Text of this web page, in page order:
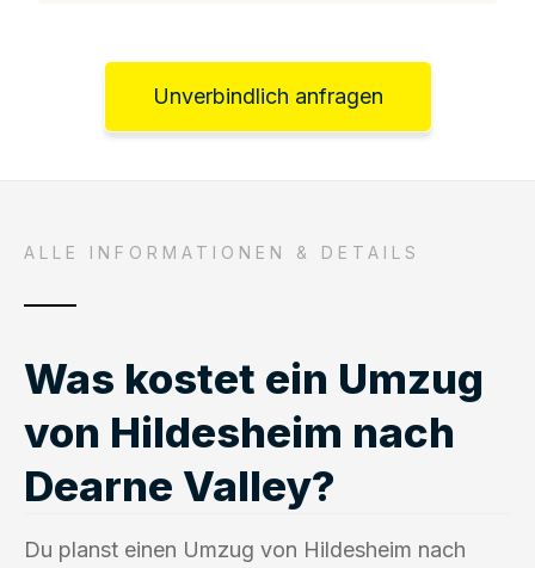
Unverbindlich anfragen
ALLE INFORMATIONEN & DETAILS
Was kostet ein Umzug
von Hildesheim nach
Dearne Valley?
Du planst einen Umzug von Hildesheim nach